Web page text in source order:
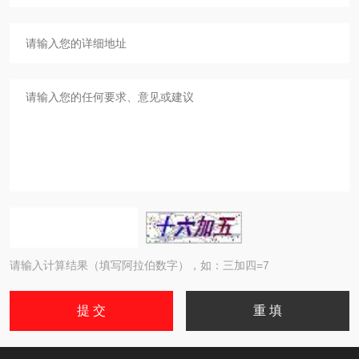
请输入计算结果（填写阿拉伯数字），如：三加四=7